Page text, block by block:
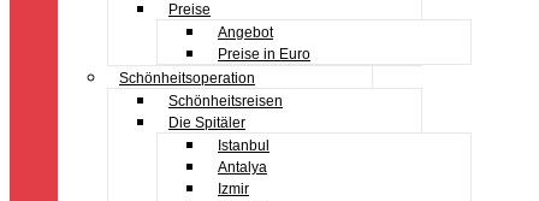
Preise
Angebot
Preise in Euro
Schönheitsoperation
Schönheitsreisen
Die Spitäler
Istanbul
Antalya
Izmir